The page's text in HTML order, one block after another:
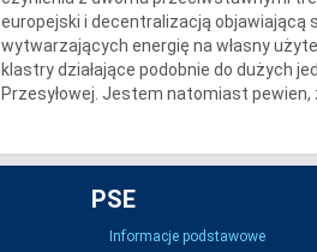
europejski i decentralizacją objawiającą
wytwarzających energię na własny
klastry działające podobnie do dużych
Przesyłowej. Jestem natomiast
PSE
Informacje podstawowe